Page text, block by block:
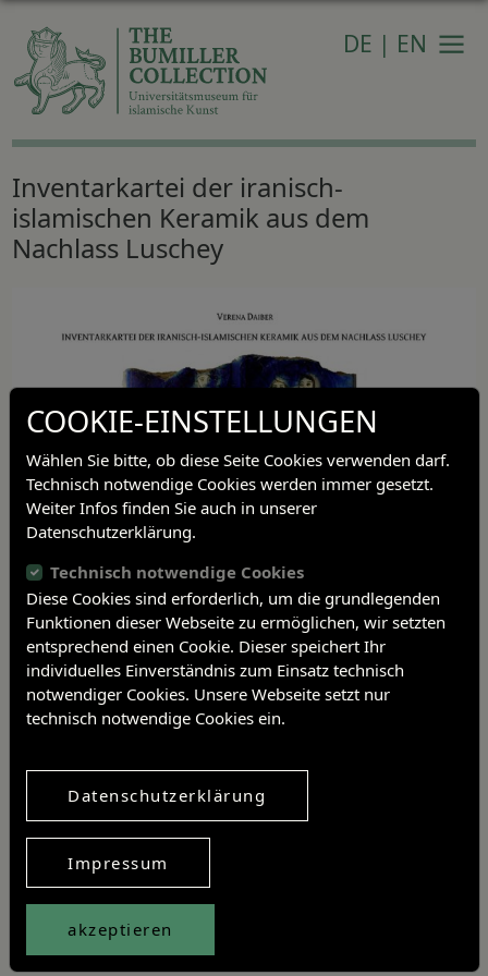
DE | EN
Inventarkartei der iranisch-
islamischen Keramik aus dem
Nachlass Luschey
Beitragsnavigation
Vorheriger Artikel Nächster Artikel
TwitterFacebook
Neueste Aktivitäten
Sonderausstellung „Malgründe einer Gärtnerstochter“
COOKIE-EINSTELLUNGEN
Wählen Sie bitte, ob diese Seite Cookies verwenden darf.
Technisch notwendige Cookies werden immer gesetzt.
Weiter Infos finden Sie auch in unserer
Datenschutzerklärung.
Technisch notwendige Cookies
Diese Cookies sind erforderlich, um die grundlegenden
Funktionen dieser Webseite zu ermöglichen, wir setzten
entsprechend einen Cookie. Dieser speichert Ihr
individuelles Einverständnis zum Einsatz technisch
notwendiger Cookies. Unsere Webseite setzt nur
technisch notwendige Cookies ein.
Datenschutzerklärung
Impressum
akzeptieren